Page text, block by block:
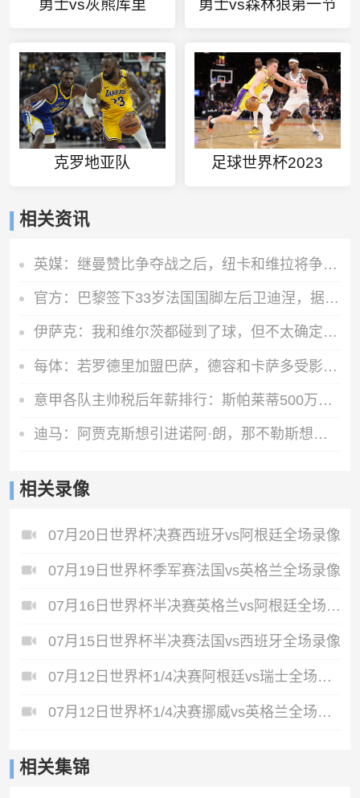
勇士vs灰熊库里 勇士vs森林狼第一节
克罗地亚队 足球世界杯2023
相关资讯
英媒：继曼赞比争夺战之后，纽卡和维拉将争夺拜仁中场帕利尼亚
官方：巴黎签下33岁法国国脚左后卫迪涅，据悉转会费低于1000万欧
伊萨克：我和维尔茨都碰到了球，但不太确定是谁进的
每体：若罗德里加盟巴萨，德容和卡萨多受影响最大，其他人将受益
意甲各队主帅税后年薪排行：斯帕莱蒂500万欧居首，齐沃300万欧
迪马：阿贾克斯想引进诺阿·朗，那不勒斯想买热苏斯和塞巴略斯
相关录像
07月20日世界杯决赛西班牙vs阿根廷全场录像
07月19日世界杯季军赛法国vs英格兰全场录像
07月16日世界杯半决赛英格兰vs阿根廷全场录像
07月15日世界杯半决赛法国vs西班牙全场录像
07月12日世界杯1/4决赛阿根廷vs瑞士全场录像
07月12日世界杯1/4决赛挪威vs英格兰全场录像
相关集锦